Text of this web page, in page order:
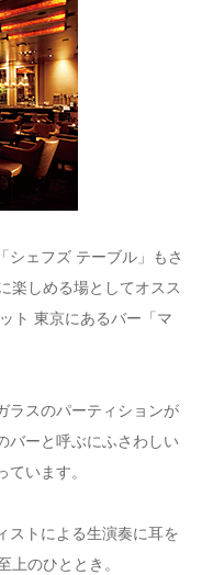
シェフズ テーブル」もさ
楽しめる場としてオスス
ト 東京にあるバー「マ
ラスのパーティションが
バーと呼ぶにふさわしい
います。
ストによる生演奏に耳を
上のひととき。